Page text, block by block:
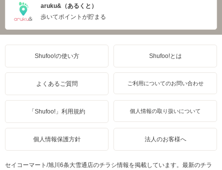
aruku&（あるくと）
歩いてポイントが貯まる
Shufoo!の使い方 Shufoo!とは
よくあるご質問 ご利用についてのお問い合わせ
「Shufoo!」利用規約 個人情報の取り扱いについて
個人情報保護方針 法人のお客様へ
セイコーマート/旭川6条大雪通店のチラシ情報を掲載しています。最新のチラ